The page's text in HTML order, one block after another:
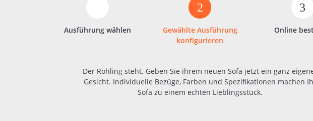
Ausführung wählen
2
Gewählte Ausführung
konfigurieren
3
Online
Der Rohling steht. Geben Sie ihrem neuen Sofa jetzt ein ganz
Gesicht. Individuelle Bezüge, Farben und Spezifikationen machen
Sofa zu einem echten Lieblingsstück.